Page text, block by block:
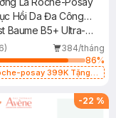
Hồi Da Đa Công
Baume B5+ Ultra-
Soothing Balm384/tháng
86%
posay 399K Tặng
-22 %